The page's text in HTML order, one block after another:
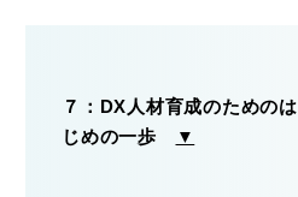
７：DX人材育成のためのは
じめの一歩
▼